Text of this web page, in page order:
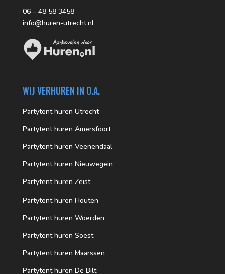
06 – 48 58 3458
info@huren-utrecht.nl
WIJ VERHUREN IN O.A.
Partytent huren Utrecht
Partytent huren Amersfoort
Partytent huren Veenendaal
Partytent huren Nieuwegein
Partytent huren Zeist
Partytent huren Houten
Partytent huren Woerden
Partytent huren Soest
Partytent huren Maarssen
Partytent huren De Bilt